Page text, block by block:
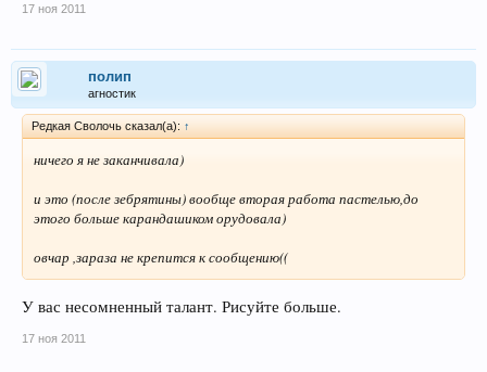
17 ноя 2011
полип
агностик
Редкая Сволочь сказал(а): ↑
ничего я не заканчивала)
и это (после зебрятины) вообще вторая работа пастелью,до
этого больше карандашиком орудовала)
овчар ,зараза не крепится к сообщению((
У вас несомненный талант. Рисуйте больше.
17 ноя 2011